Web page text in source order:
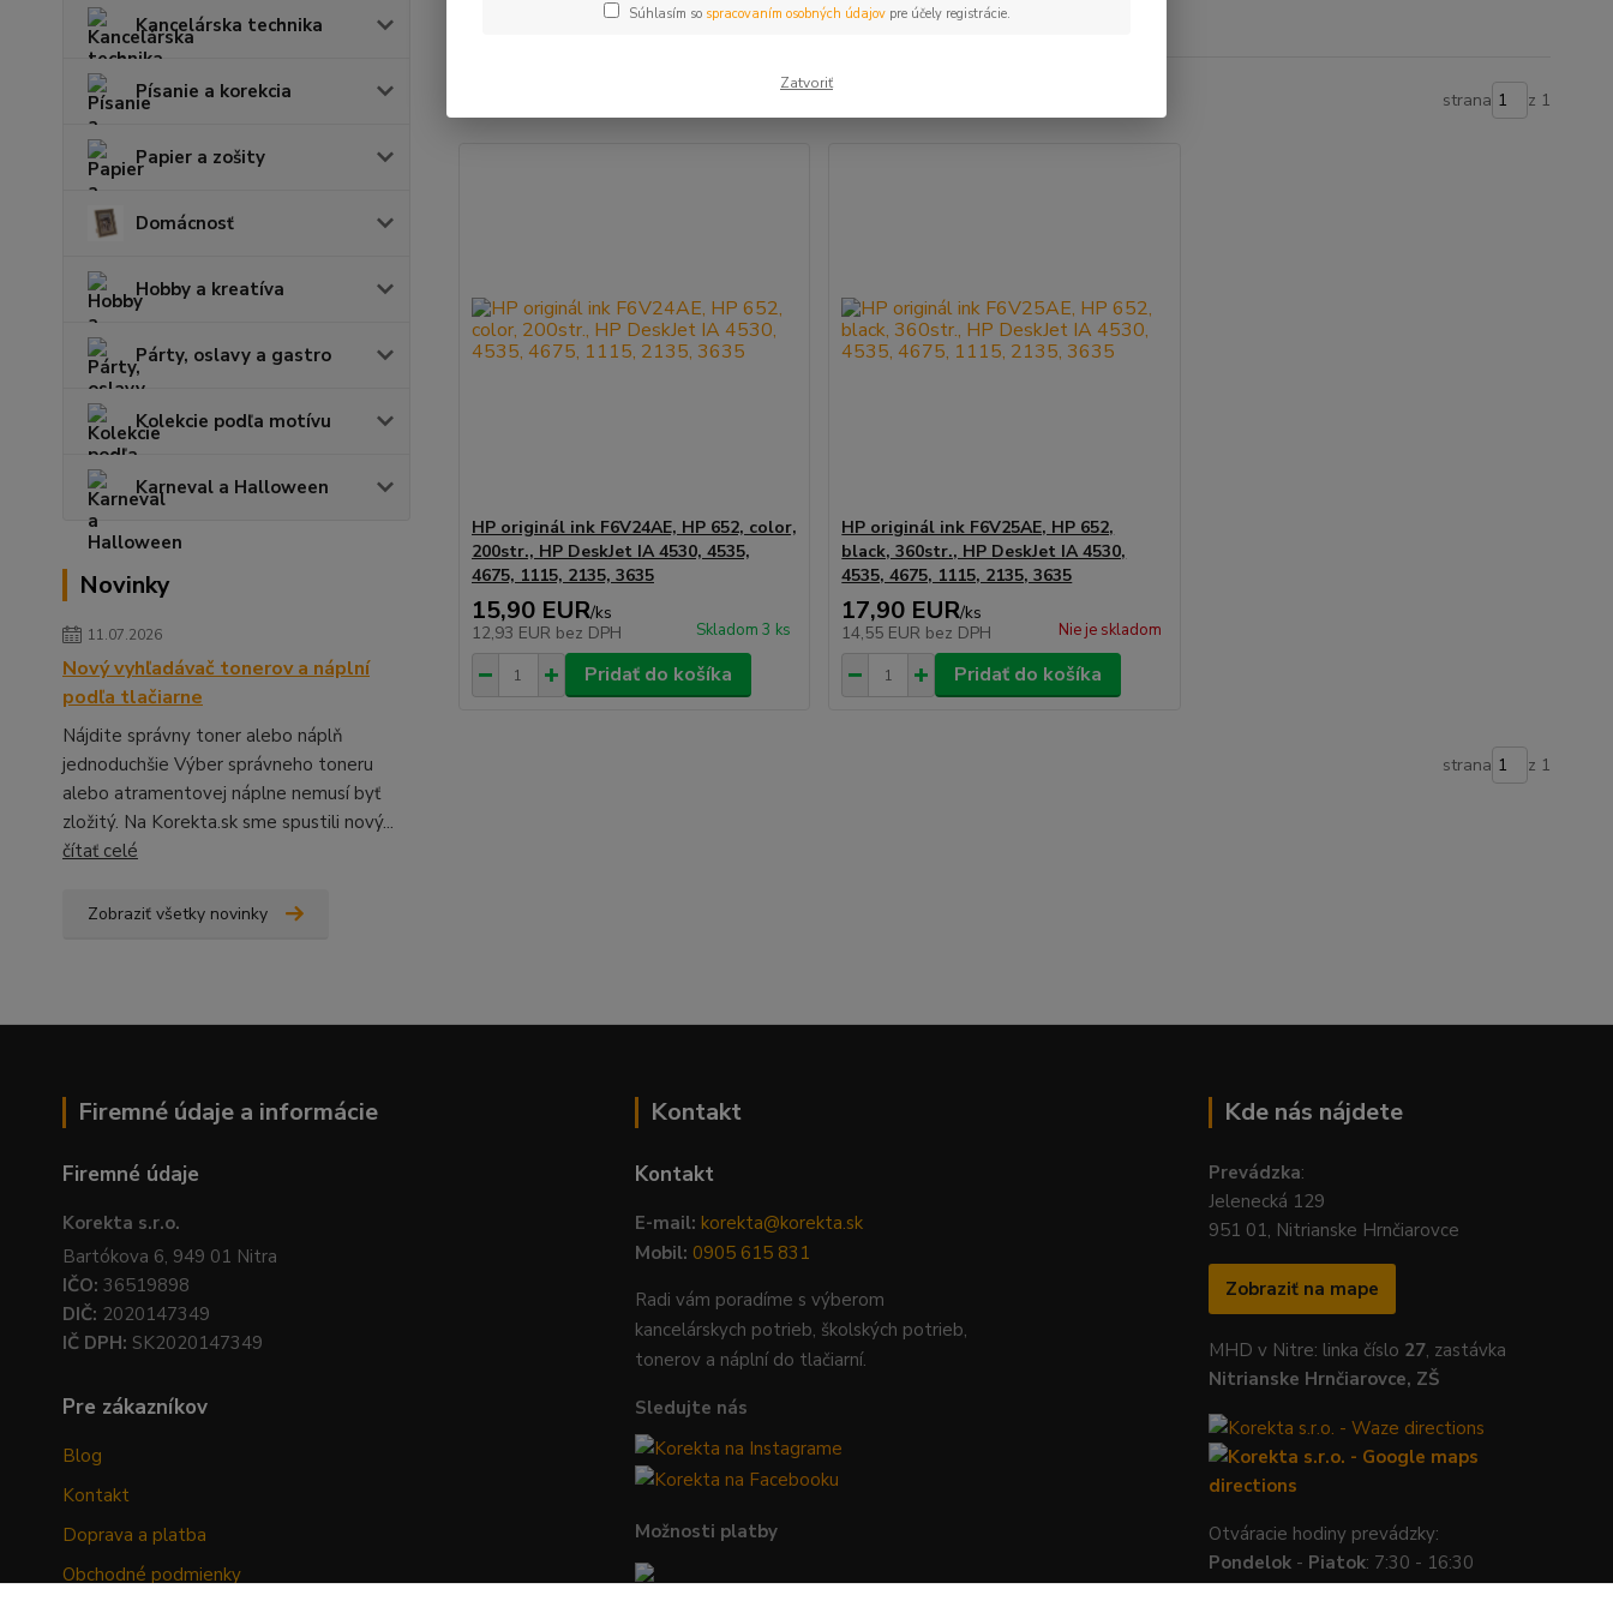
Kancelárska technika
Písanie a korekcia
Papier a zošity
Domácnosť
Hobby a kreatíva
Párty, oslavy a gastro
Kolekcie podľa motívu
Karneval a Halloween
Novinky
11.07.2026
Nový vyhľadávač tonerov a náplní
podľa tlačiarne
Nájdite správny toner alebo náplň
jednoduchšie Výber správneho toneru
alebo atramentovej náplne nemusí byť
zložitý. Na Korekta.sk sme spustili nový...
čítať celé
Zobraziť všetky novinky
strana z 1
HP originál ink F6V24AE, HP 652, color,
200str., HP DeskJet IA 4530, 4535,
4675, 1115, 2135, 3635
15,90 EUR/ks
12,93 EUR bez DPH Skladom 3 ks
Pridať do košíka
HP originál ink F6V25AE, HP 652,
black, 360str., HP DeskJet IA 4530,
4535, 4675, 1115, 2135, 3635
17,90 EUR/ks
14,55 EUR bez DPH Nie je skladom
Pridať do košíka
strana z 1
Firemné údaje a informácie
Firemné údaje
Korekta s.r.o.
Bartókova 6, 949 01 Nitra
IČO: 36519898
DIČ: 2020147349
IČ DPH: SK2020147349
Pre zákazníkov
Blog
Kontakt
Doprava a platba
Obchodné podmienky
Kontakt
Kontakt
E-mail: korekta@korekta.sk
Mobil: 0905 615 831
Radi vám poradíme s výberom
kancelárskych potrieb, školských potrieb,
tonerov a náplní do tlačiarní.
Sledujte nás
Možnosti platby
Kde nás nájdete
Prevádzka:
Jelenecká 129
951 01, Nitrianske Hrnčiarovce
Zobraziť na mape
MHD v Nitre: linka číslo 27, zastávka
Nitrianske Hrnčiarovce, ZŠ
Otváracie hodiny prevádzky:
Pondelok - Piatok: 7:30 - 16:30
Súhlasím so spracovaním osobných údajovpre účely registrácie.
Zatvoriť